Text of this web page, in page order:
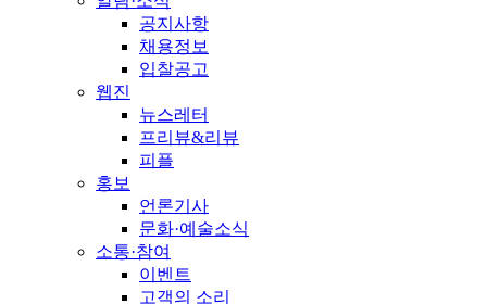
공지사항
채용정보
입찰공고
웹진
뉴스레터
프리뷰&리뷰
피플
홍보
언론기사
문화·예술소식
소통·참여
이벤트
고객의 소리